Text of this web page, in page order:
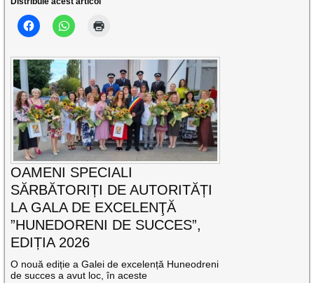
OAMENI SPECIALI
SĂRBĂTORIȚI DE AUTORITĂȚI
LA GALA DE EXCELENŢĂ
”HUNEDORENI DE SUCCES”,
EDIȚIA 2026
O nouă ediție a Galei de excelență Huneodreni
de succes a avut loc, în aceste